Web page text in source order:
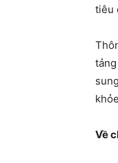
tiêu
Về